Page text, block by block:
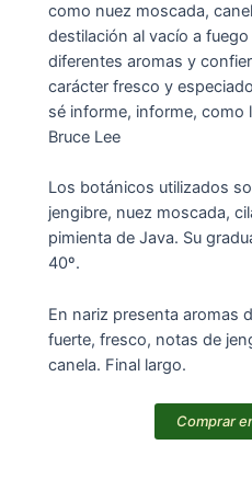
como nuez moscada,
destilación al vacío a
diferentes aromas y
carácter fresco y
sé informe, informe, como
Bruce Lee
Los botánicos utilizados
jengibre, nuez moscada,
pimienta de Java. Su
40º.
En nariz presenta aromas
fuerte, fresco, notas de
canela. Final largo.
Comprar